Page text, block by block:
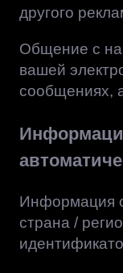
другого
Общение с
вашей
сообщениях,
Информация
страна /